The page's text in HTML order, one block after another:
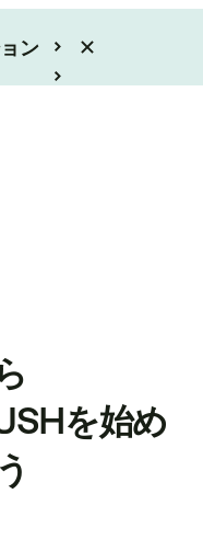
ン
を始め